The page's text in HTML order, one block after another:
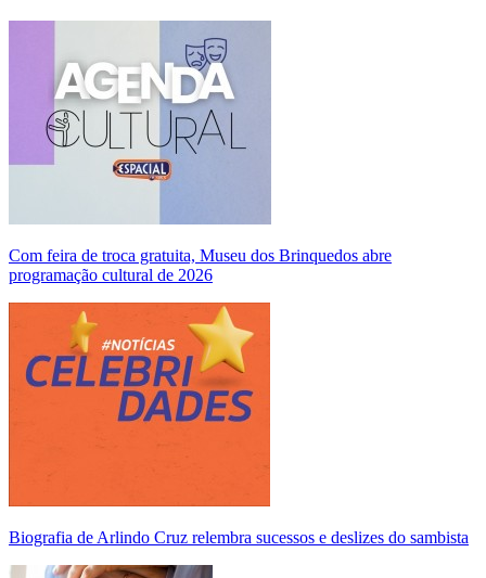
Com feira de troca gratuita, Museu dos Brinquedos abre
programação cultural de 2026
Biografia de Arlindo Cruz relembra sucessos e deslizes do sambista